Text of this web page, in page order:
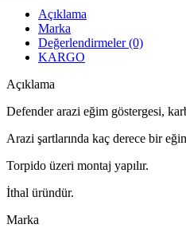
Açıklama
Marka
Değerlendirmeler (0)
KARGO
Açıklama
Defender arazi eğim göstergesi,
Arazi şartlarında kaç derece bir
Torpido üzeri montaj yapılır.
İthal üründür.
Marka